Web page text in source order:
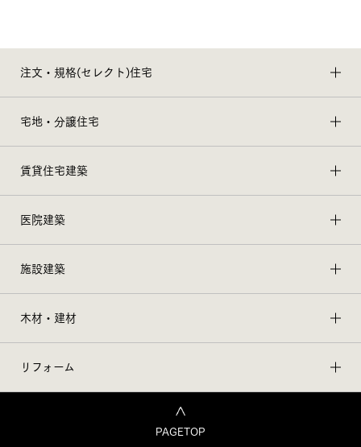
注文・規格(セレクト)住宅
宅地・分譲住宅
賃貸住宅建築
医院建築
施設建築
木材・建材
リフォーム
PAGETOP